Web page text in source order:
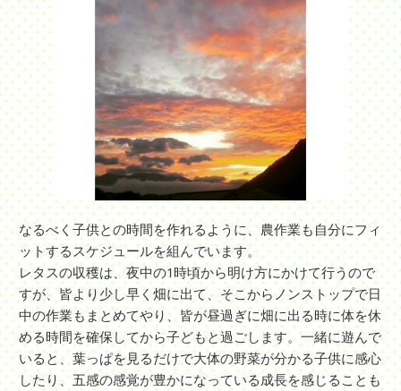
なるべく子供との時間を作れるように、農作業も自分にフィ
ットするスケジュールを組んでいます。
レタスの収穫は、夜中の1時頃から明け方にかけて行うので
すが、皆より少し早く畑に出て、そこからノンストップで日
中の作業もまとめてやり、皆が昼過ぎに畑に出る時に体を休
める時間を確保してから子どもと過ごします。一緒に遊んで
いると、葉っぱを見るだけで大体の野菜が分かる子供に感心
したり、五感の感覚が豊かになっている成長を感じることも